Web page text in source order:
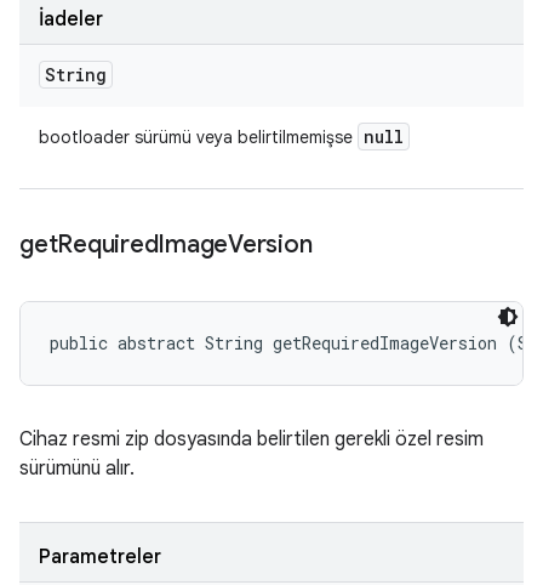
İadeler
String
bootloader sürümü veya belirtilmemişse null
getRequiredImageVersion
public abstract String getRequiredImageVersion
Cihaz resmi zip dosyasında belirtilen gerekli özel resim
sürümünü alır.
Parametreler